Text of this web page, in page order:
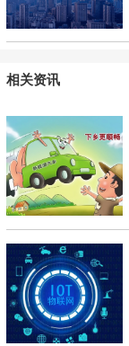
相关资讯